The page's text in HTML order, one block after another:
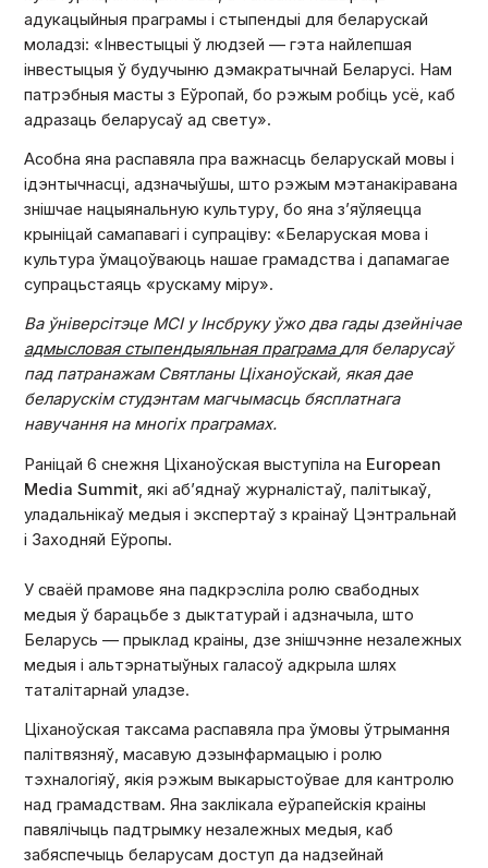
адукацыйныя праграмы і стыпендыі для беларускай
моладзі: «Інвестыцыі ў людзей — гэта найлепшая
інвестыцыя ў будучыню дэмакратычнай Беларусі. Нам
патрэбныя масты з Еўропай, бо рэжым робіць усё, каб
адразаць беларусаў ад свету».
Асобна яна распавяла пра важнасць беларускай мовы і
ідэнтычнасці, адзначыўшы, што рэжым мэтанакіравана
знішчае нацыянальную культуру, бо яна з’яўляецца
крыніцай самапавагі і супраціву: «Беларуская мова і
культура ўмацоўваюць нашае грамадства і дапамагае
супрацьстаяць «рускаму міру».
Ва ўніверсітэце MCI у Інсбруку ўжо два гады дзейнічае
адмысловая стыпендыяльная праграмадля беларусаў
пад патранажам Святланы Ціханоўскай, якая дае
беларускім студэнтам магчымасць бясплатнага
навучання на многіх праграмах.
Раніцай 6 снежня Ціханоўская выступіла на European
Media Summit, які аб’яднаў журналістаў, палітыкаў,
уладальнікаў медыя і экспертаў з краінаў Цэнтральнай
і Заходняй Еўропы.
У сваёй прамове яна падкрэсліла ролю свабодных
медыя ў барацьбе з дыктатурай і адзначыла, што
Беларусь — прыклад краіны, дзе знішчэнне незалежных
медыя і альтэрнатыўных галасоў адкрыла шлях
таталітарнай уладзе.
Ціханоўская таксама распавяла пра ўмовы ўтрымання
палітвязняў, масавую дэзынфармацыю і ролю
тэхналогіяў, якія рэжым выкарыстоўвае для кантролю
над грамадствам. Яна заклікала еўрапейскія краіны
павялічыць падтрымку незалежных медыя, каб
забяспечыць беларусам доступ да надзейнай